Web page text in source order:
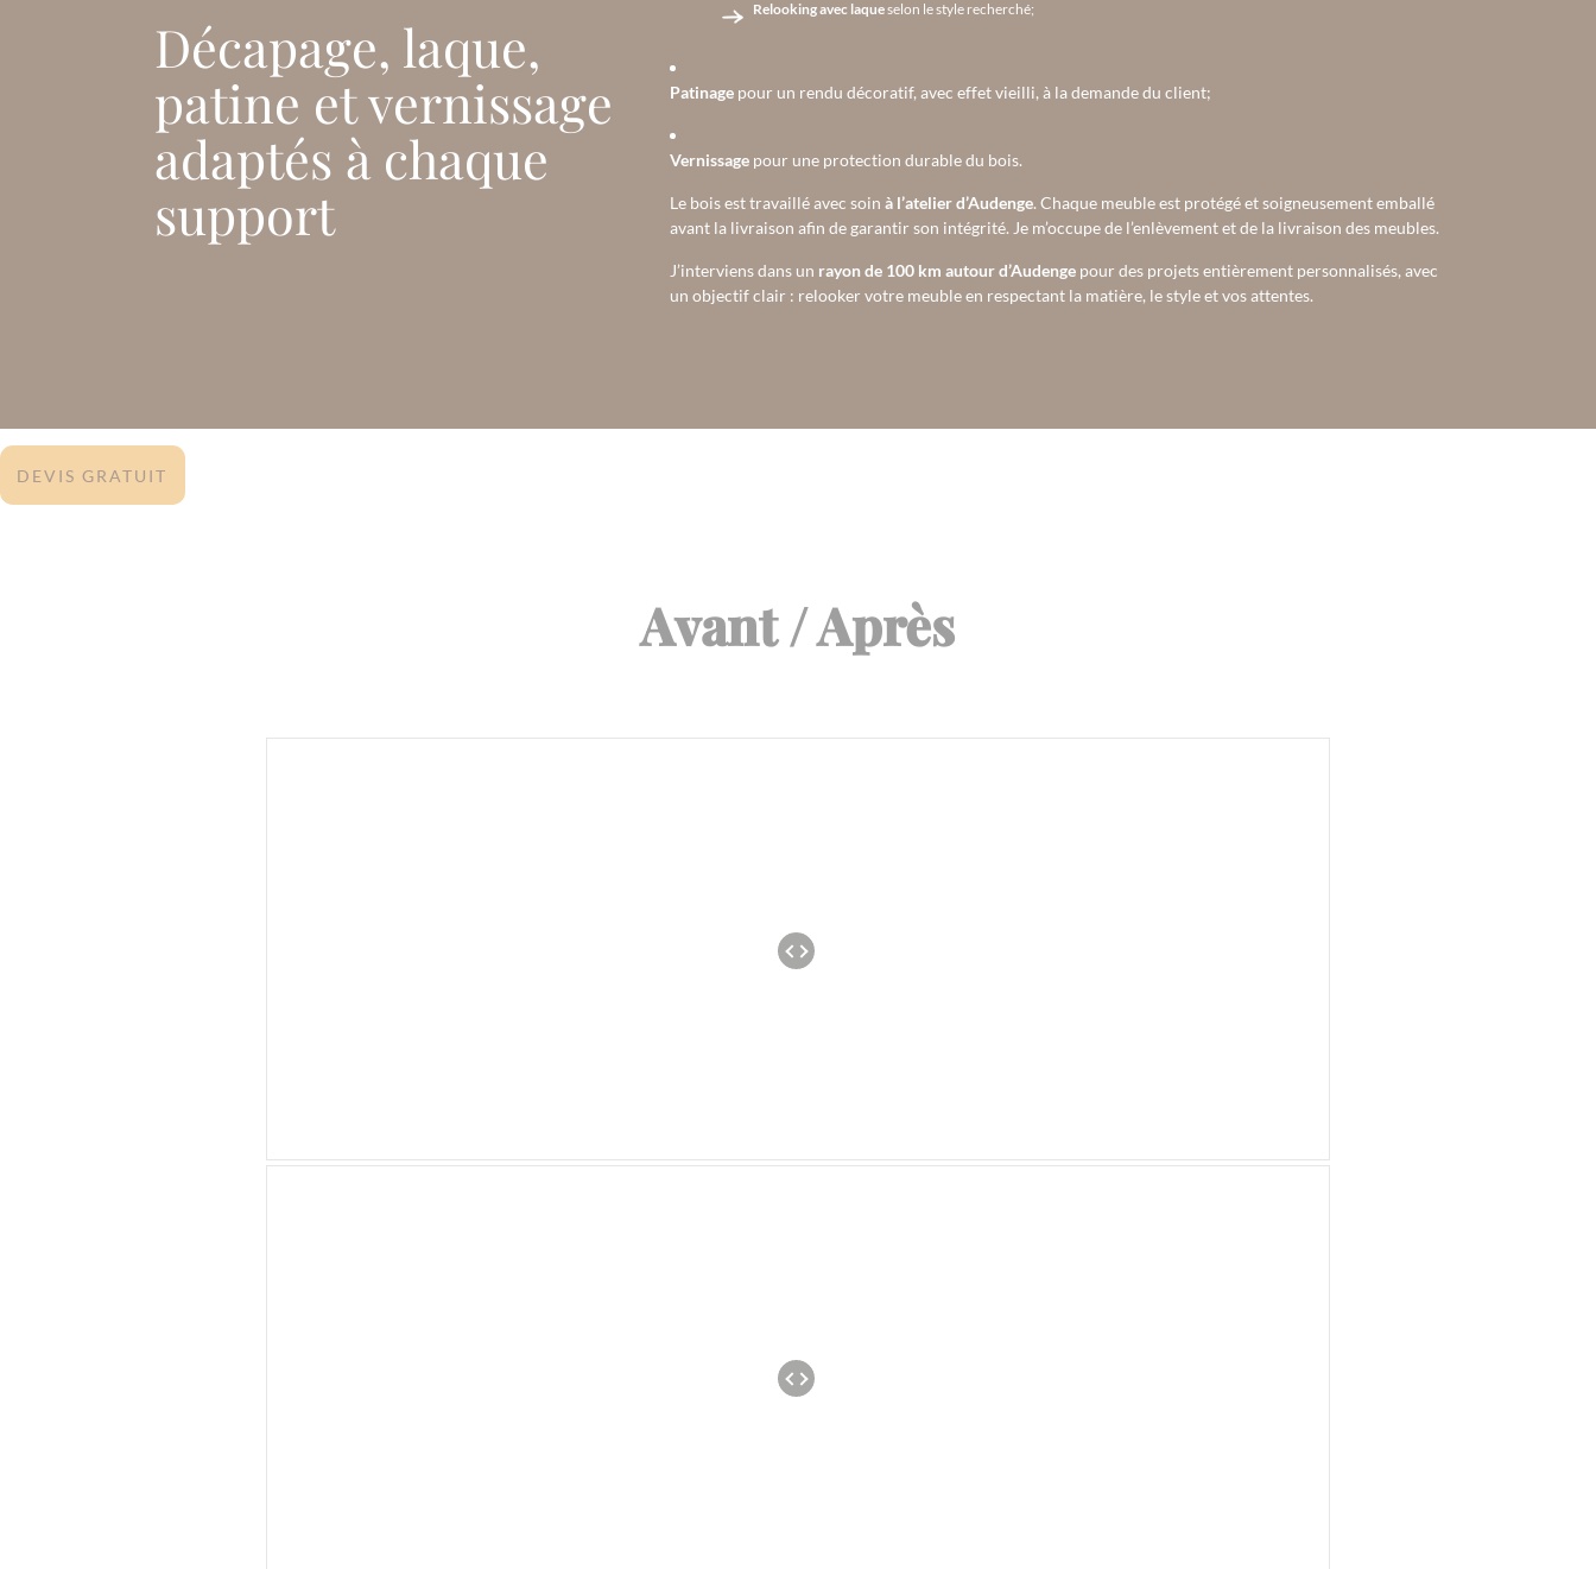
Décapage, laque,
patine et vernissage
adaptés à chaque
support
Relooking avec laqueselon le style recherché;
Patinagepour un rendu décoratif, avec effet vieilli, à la demande du client;
Vernissagepour une protection durable du bois.
Le bois est travaillé avec soin à l’atelier d’Audenge. Chaque meuble est protégé et soigneusement emballé
avant la livraison afin de garantir son intégrité. Je m’occupe de l’enlèvement et de la livraison des meubles.
J’interviens dans un rayon de 100 km autour d’Audengepour des projets entièrement personnalisés, avec
un objectif clair : relooker votre meuble en respectant la matière, le style et vos attentes.
DEVIS GRATUIT
Avant / Après